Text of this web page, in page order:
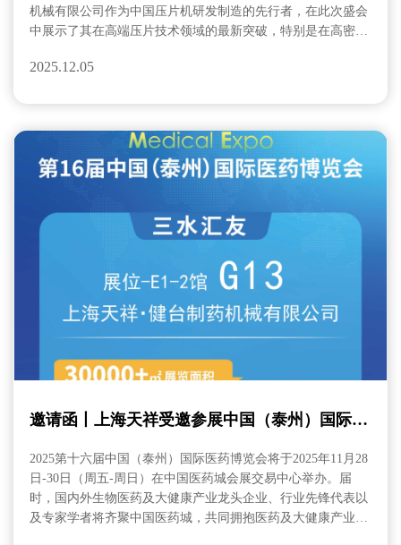
机械有限公司作为中国压片机研发制造的先行者，在此次盛会
中展示了其在高端压片技术领域的最新突破，特别是在高密闭
2025.12.05
邀请函丨上海天祥受邀参展中国（泰州）国际医
2025第十六届中国（泰州）国际医药博览会将于2025年11月28
日-30日（周五-周日）在中国医药城会展交易中心举办。届
时，国内外生物医药及大健康产业龙头企业、行业先锋代表以
及专家学者将齐聚中国医药城，共同拥抱医药及大健康产业时